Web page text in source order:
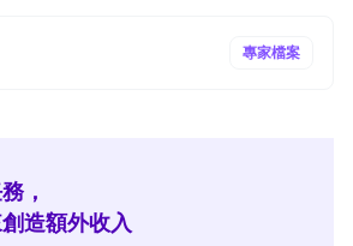
專家檔案
，
造額外收入